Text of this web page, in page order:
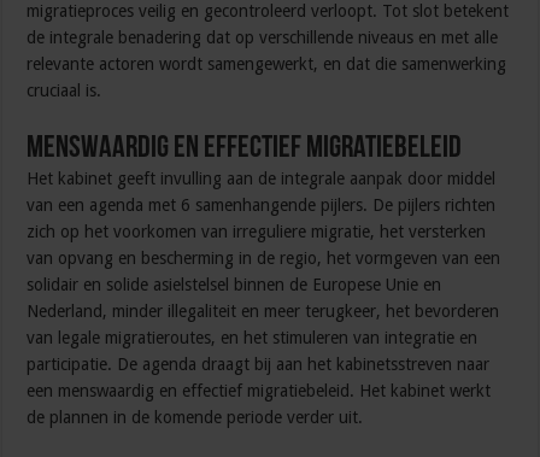
migratieproces veilig en gecontroleerd verloopt. Tot slot betekent
de integrale benadering dat op verschillende niveaus en met alle
relevante actoren wordt samengewerkt, en dat die samenwerking
cruciaal is.
Menswaardig en effectief migratiebeleid
Het kabinet geeft invulling aan de integrale aanpak door middel
van een agenda met 6 samenhangende pijlers. De pijlers richten
zich op het voorkomen van irreguliere migratie, het versterken
van opvang en bescherming in de regio, het vormgeven van een
solidair en solide asielstelsel binnen de Europese Unie en
Nederland, minder illegaliteit en meer terugkeer, het bevorderen
van legale migratieroutes, en het stimuleren van integratie en
participatie. De agenda draagt bij aan het kabinetsstreven naar
een menswaardig en effectief migratiebeleid. Het kabinet werkt
de plannen in de komende periode verder uit.